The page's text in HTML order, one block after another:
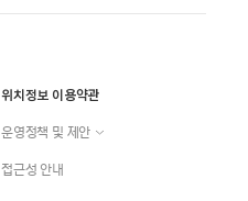
위치정보 이용약관
운영정책 및 제안
접근성 안내